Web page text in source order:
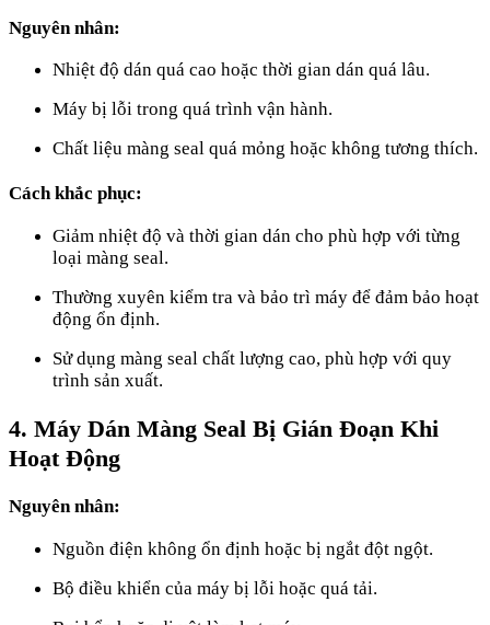
Nguyên nhân:
Nhiệt độ dán quá cao hoặc thời gian dán quá lâu.
Máy bị lỗi trong quá trình vận hành.
Chất liệu màng seal quá mỏng hoặc không tương thích.
Cách khắc phục:
Giảm nhiệt độ và thời gian dán cho phù hợp với từng
loại màng seal.
Thường xuyên kiểm tra và bảo trì máy để đảm bảo hoạt
động ổn định.
Sử dụng màng seal chất lượng cao, phù hợp với quy
trình sản xuất.
4. Máy Dán Màng Seal Bị Gián Đoạn Khi
Hoạt Động
Nguyên nhân:
Nguồn điện không ổn định hoặc bị ngắt đột ngột.
Bộ điều khiển của máy bị lỗi hoặc quá tải.